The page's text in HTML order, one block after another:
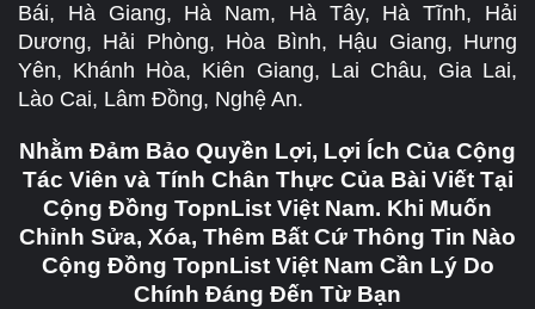
Bái, Hà Giang, Hà Nam, Hà Tây, Hà Tĩnh, Hải
Dương, Hải Phòng, Hòa Bình, Hậu Giang, Hưng
Yên, Khánh Hòa, Kiên Giang, Lai Châu, Gia Lai,
Lào Cai, Lâm Đồng, Nghệ An.
Nhằm Đảm Bảo Quyền Lợi, Lợi Ích Của Cộng
Tác Viên và Tính Chân Thực Của Bài Viết Tại
Cộng Đồng TopnList Việt Nam. Khi Muốn
Chỉnh Sửa, Xóa, Thêm Bất Cứ Thông Tin Nào
Cộng Đồng TopnList Việt Nam Cần Lý Do
Chính Đáng Đến Từ Bạn